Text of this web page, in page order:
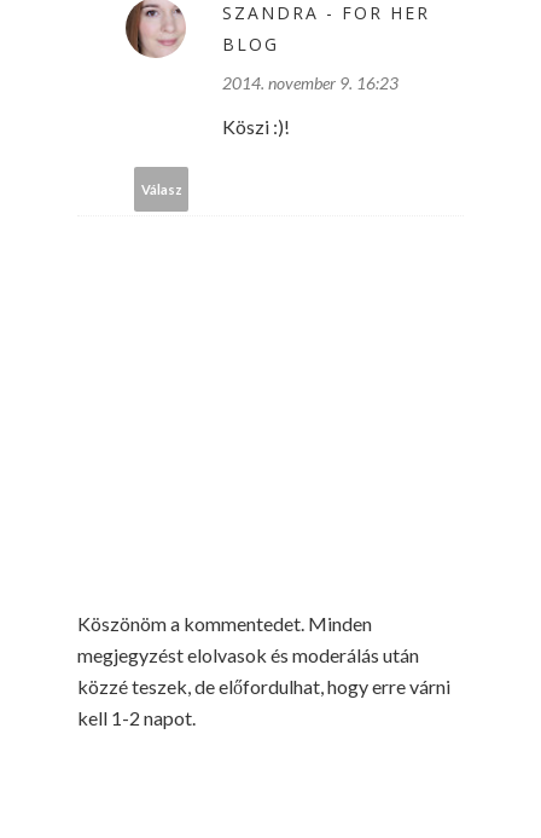
SZANDRA - FOR HER
BLOG
2014. november 9. 16:23
Köszi :)!
Válasz
Köszönöm a kommentedet. Minden
megjegyzést elolvasok és moderálás után
közzé teszek, de előfordulhat, hogy erre várni
kell 1-2 napot.